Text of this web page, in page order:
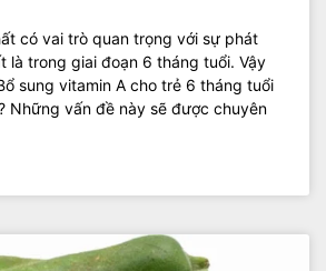
có vai trò quan trọng với sự phát
là trong giai đoạn 6 tháng tuổi. Vậy
sung vitamin A cho trẻ 6 tháng tuổi
Những vấn đề này sẽ được chuyên